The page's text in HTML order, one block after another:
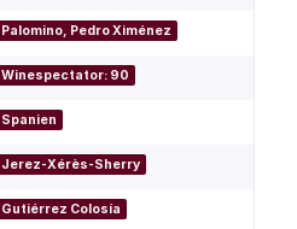
Palomino, Pedro Ximénez
Winespectator: 90
Spanien
Jerez-Xérès-Sherry
Gutiérrez Colosía